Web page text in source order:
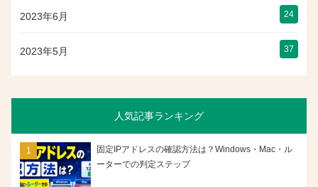
2023年6月 24
2023年5月 37
人気記事ランキング
固定IPアドレスの確認方法は？Windows・Mac・ル
ーターでの判定ステップ